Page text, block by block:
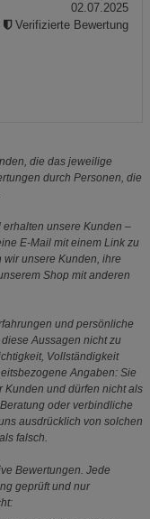
02.07.2025
Verifizierte Bewertung
die das jeweilige
durch Personen, die
unsere Kunden –
E-Mail mit einem Link zu
wir unsere Kunden, ihre
Shop mit anderen
und persönliche
Aussagen nicht zu
Vollständigkeit
Angaben: Sie
Kunden und dürfen nicht als
oder verbindliche
ausdrücklich von solchen
falsch.
Bewertungen. Jede
geprüft und nur